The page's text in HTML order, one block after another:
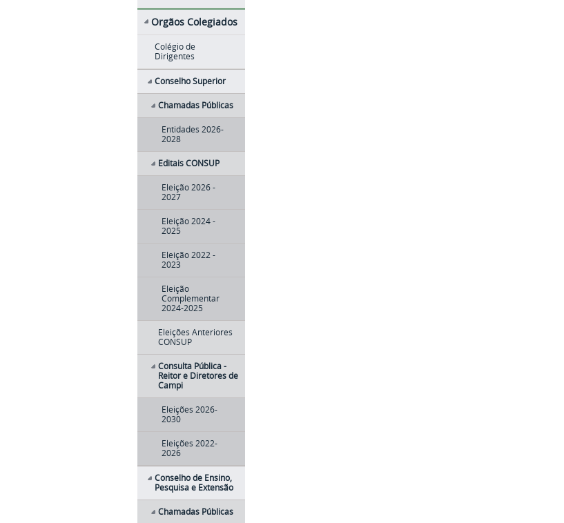
Orgãos Colegiados
Colégio de
Dirigentes
Conselho Superior
Chamadas Públicas
Entidades 2026-
2028
Editais CONSUP
Eleição 2026 -
2027
Eleição 2024 -
2025
Eleição 2022 -
2023
Eleição
Complementar
2024-2025
Eleições Anteriores
CONSUP
Consulta Pública -
Reitor e Diretores de
Campi
Eleições 2026-
2030
Eleições 2022-
2026
Conselho de Ensino,
Pesquisa e Extensão
Chamadas Públicas